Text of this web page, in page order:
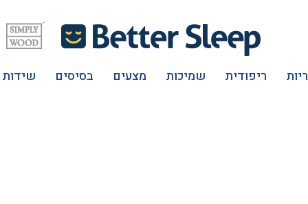
ריפודית שמיכות מצעים בסיסים שידות